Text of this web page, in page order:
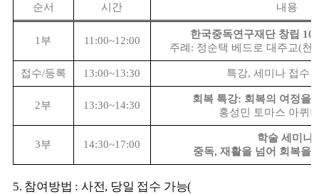
순서 시간 내용
1 부 11:00~12:00
한국중독연구재단 창립 10
주례 : 정순택 베드로 대주교(천
접수/등록 13:00~13:30 특강, 세미나 접수
2부 13:30~14:30
회복 특강: 회복의 여정을
홍성민 토마스 아퀴
3부 14:30~17:00
학술 세미나
중독, 재활을 넘어 회복을
5. 참여방법 : 사전, 당일 접수 가능(